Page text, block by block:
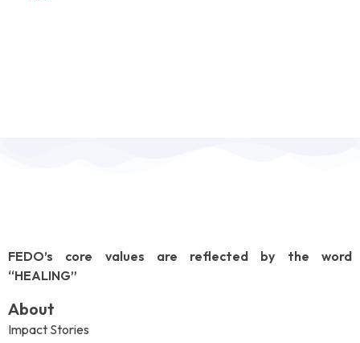
FEDO’s core values are reflected by the word
“HEALING”
About
Impact Stories